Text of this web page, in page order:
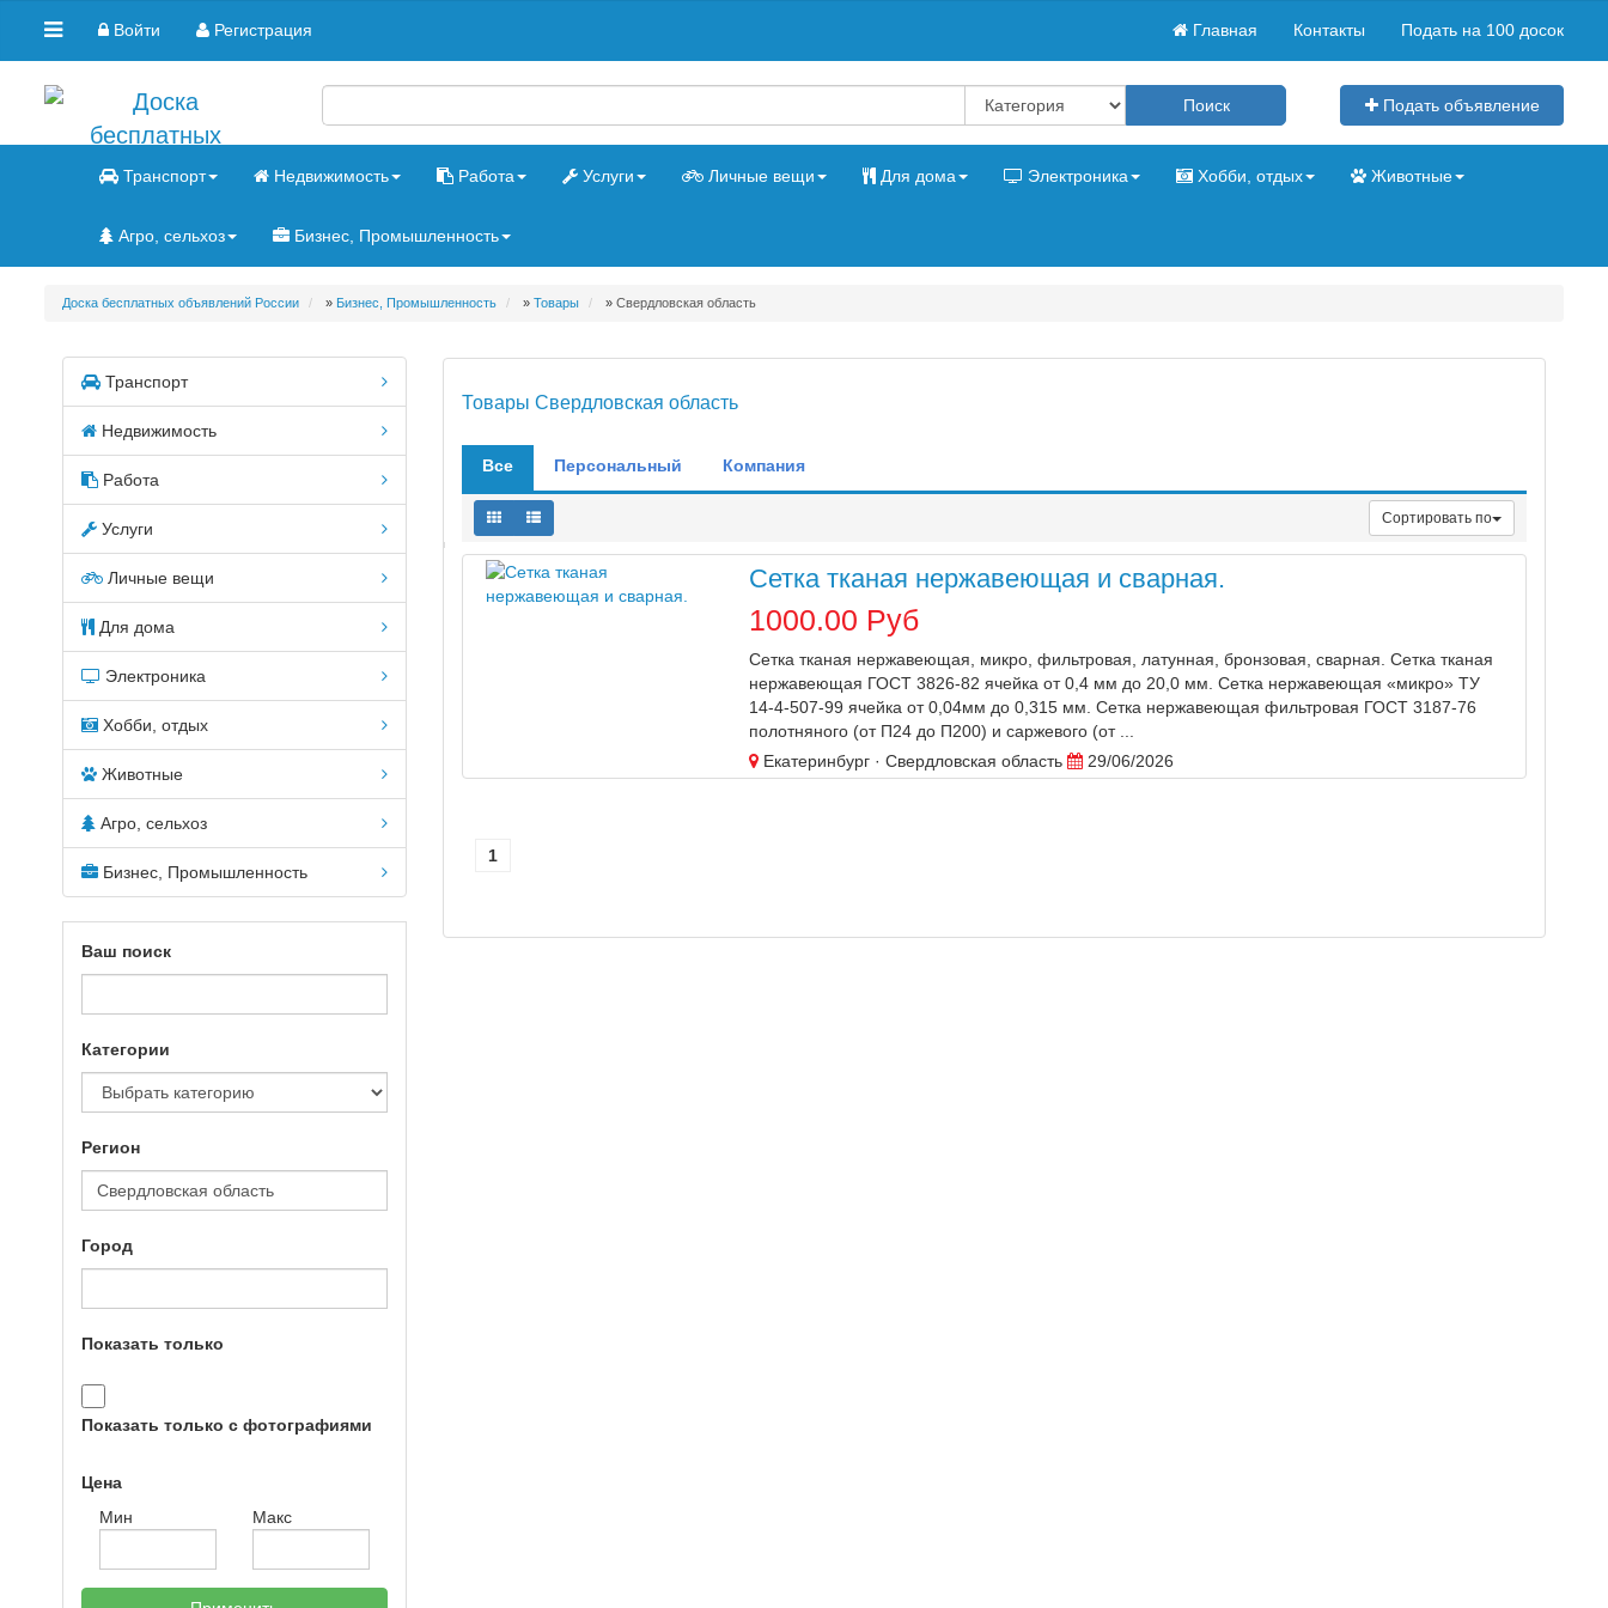
Войти Регистрация Главная Контакты Подать на 100 досок
Подать объявление
Транспорт Недвижимость Работа Услуги Личные вещи Для дома Электроника Хобби, отдых Животные
Агро, сельхоз Бизнес, Промышленность
Доска бесплатных объявлений России » Бизнес, Промышленность » Товары » Свердловская область
Транспорт
Недвижимость
Работа
Услуги
Личные вещи
Для дома
Электроника
Хобби, отдых
Животные
Агро, сельхоз
Бизнес, Промышленность
Ваш поиск
Категории
Регион
Город
Показать только
Показать только с фотографиями
Цена
Мин
Макс
Товары Свердловская область
Все Персональный Компания
Сортировать по
Сетка тканая нержавеющая и сварная.
1000.00 Руб
Сетка тканая нержавеющая, микро, фильтровая, латунная, бронзовая, сварная. Сетка тканая
нержавеющая ГОСТ 3826-82 ячейка от 0,4 мм до 20,0 мм. Сетка нержавеющая «микро» ТУ
14-4-507-99 ячейка от 0,04мм до 0,315 мм. Сетка нержавеющая фильтровая ГОСТ 3187-76
полотняного (от П24 до П200) и саржевого (от ...
Екатеринбург · Свердловская область 29/06/2026
1